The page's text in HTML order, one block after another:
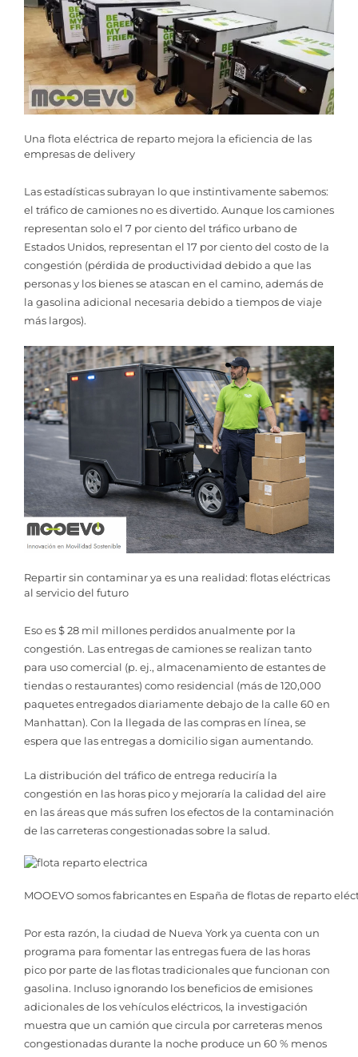
Una flota eléctrica de reparto mejora la eficiencia de las
empresas de delivery
Las estadísticas subrayan lo que instintivamente sabemos:
el tráfico de camiones no es divertido. Aunque los camiones
representan solo el 7 por ciento del tráfico urbano de
Estados Unidos, representan el 17 por ciento del costo de la
congestión (pérdida de productividad debido a que las
personas y los bienes se atascan en el camino, además de
la gasolina adicional necesaria debido a tiempos de viaje
más largos).
Repartir sin contaminar ya es una realidad: flotas eléctricas
al servicio del futuro
Eso es $ 28 mil millones perdidos anualmente por la
congestión. Las entregas de camiones se realizan tanto
para uso comercial (p. ej., almacenamiento de estantes de
tiendas o restaurantes) como residencial (más de 120,000
paquetes entregados diariamente debajo de la calle 60 en
Manhattan). Con la llegada de las compras en línea, se
espera que las entregas a domicilio sigan aumentando.
La distribución del tráfico de entrega reduciría la
congestión en las horas pico y mejoraría la calidad del aire
en las áreas que más sufren los efectos de la contaminación
de las carreteras congestionadas sobre la salud.
MOOEVO somos fabricantes en España de flotas de reparto
Por esta razón, la ciudad de Nueva York ya cuenta con un
programa para fomentar las entregas fuera de las horas
pico por parte de las flotas tradicionales que funcionan con
gasolina. Incluso ignorando los beneficios de emisiones
adicionales de los vehículos eléctricos, la investigación
muestra que un camión que circula por carreteras menos
congestionadas durante la noche produce un 60 % menos